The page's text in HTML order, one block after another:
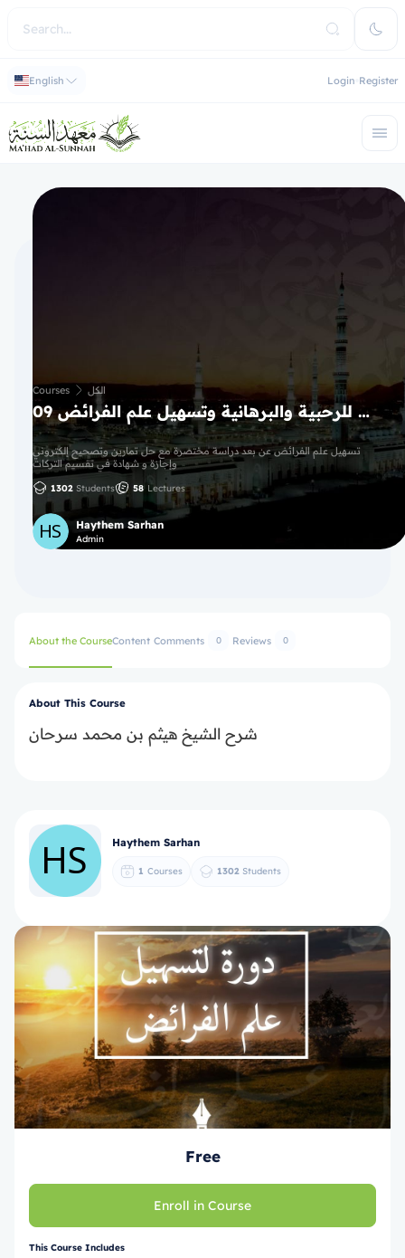
English Login Register
Courses الكل
09 دورة لتسهيل علم الفرائض وتقسيم التركات ورياضيات المواريث دراسة مختصرة عن بعد مع حل تمارين وتصحيح الكتروني وإجازة و شهادة في تقسيم التركات، شرح مختصر للرحبية والبرهانية وتسهيل علم الفرائض
تسهيل علم الفرائض عن بعد دراسة مختصرة مع حل تمارين وتصحيح إلكتروني
وإجازة و شهادة في تقسيم التركات
1302 Students 58 Lectures
Haythem Sarhan
Admin
About the CourseContent Comments 0 Reviews 0
About This Course
شرح الشيخ هيثم بن محمد سرحان
Haythem Sarhan
1 Courses 1302 Students
Free
Enroll in Course
This Course Includes